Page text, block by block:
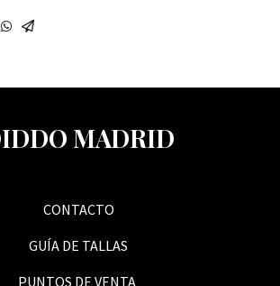
MADRID
CONTACTO
GUÍA DE TALLAS
PUNTOS DE VENTA